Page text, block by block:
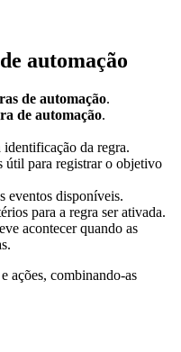
automação
de automação.
de automação.
da regra.
útil para registrar o objetivo
eventos disponíveis.
para a regra ser ativada.
acontecer quando as
ações, combinando-as